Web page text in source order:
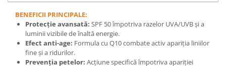
Mary & May
COSRX
BIODANCE
OOTD
Seleniu
Seminte de in
Silimarina
Spirulina
BENEFICII PRINCIPALE:
Protecție avansată: SPF 50 împotriva razelor UVA/UVB și a
luminii vizibile de înaltă energie.
Efect anti-age: Formula cu Q10 combate activ apariția liniilor
fine și a ridurilor.
Prevenția petelor: Acțiune specifică împotriva apariției